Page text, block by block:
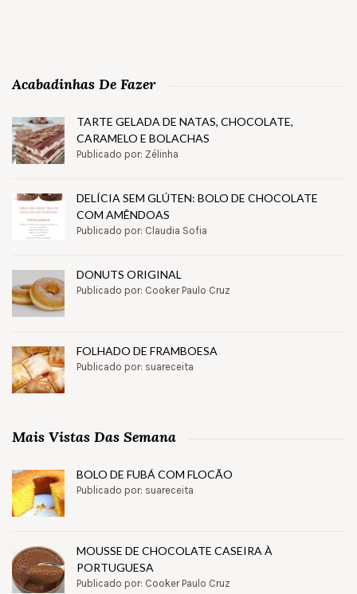
Acabadinhas De Fazer
TARTE GELADA DE NATAS, CHOCOLATE,
CARAMELO E BOLACHAS
Publicado por: Zélinha
DELÍCIA SEM GLÚTEN: BOLO DE CHOCOLATE
COM AMÊNDOAS
Publicado por: Claudia Sofia
DONUTS ORIGINAL
Publicado por: Cooker Paulo Cruz
FOLHADO DE FRAMBOESA
Publicado por: suareceita
Mais Vistas Das Semana
BOLO DE FUBÁ COM FLOCÃO
Publicado por: suareceita
MOUSSE DE CHOCOLATE CASEIRA À
PORTUGUESA
Publicado por: Cooker Paulo Cruz